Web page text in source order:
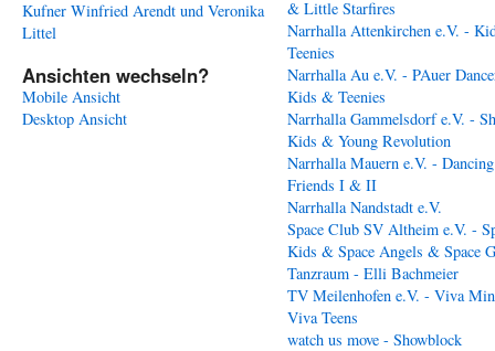
Kufner Winfried Arendt und Veronika
Littel
Ansichten wechseln?
Mobile Ansicht
Desktop Ansicht
& Little Starfires
Narrhalla Attenkirchen e.V. -
Teenies
Narrhalla Au e.V. - PAuer
Kids & Teenies
Narrhalla Gammelsdorf e.V. -
Kids & Young Revolution
Narrhalla Mauern e.V. - Dancing
Friends I & II
Narrhalla Nandstadt e.V.
Space Club SV Altheim e.V. -
Kids & Space Angels & Space
Tanzraum - Elli Bachmeier
TV Meilenhofen e.V. - Viva
Viva Teens
watch us move - Showblock